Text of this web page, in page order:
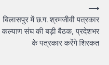
बिलासपुर में छ.ग. श्रमजीवी पत्रकार
कल्याण संघ की बड़ी बैठक, प्रदेशभर
के पत्रकार करेंगे शिरकत
⟶